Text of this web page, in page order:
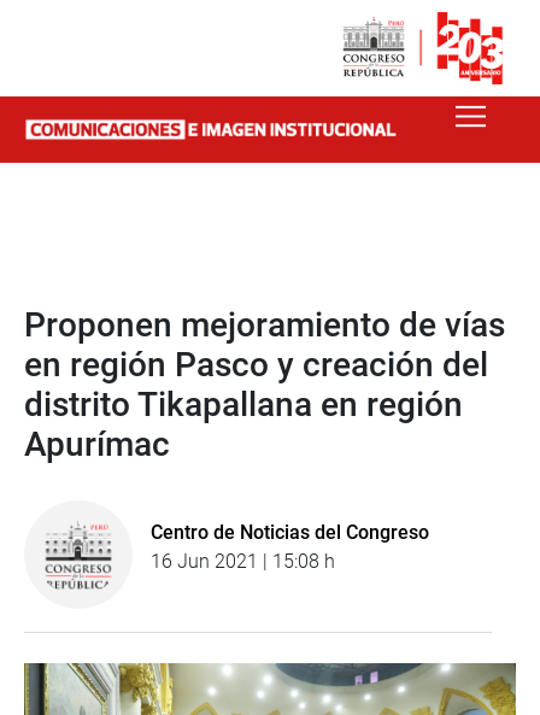
Proponen mejoramiento de vías
en región Pasco y creación del
distrito Tikapallana en región
Apurímac
Centro de Noticias del Congreso
16 Jun 2021 | 15:08 h